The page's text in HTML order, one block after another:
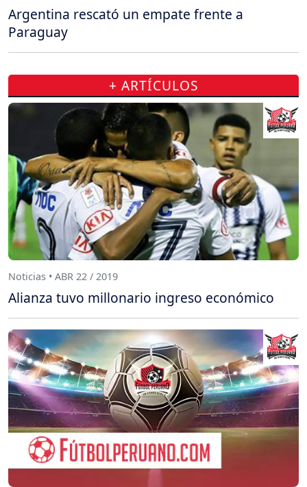
Argentina rescató un empate frente a
Paraguay
+ ARTÍCULOS
Noticias • ABR 22 / 2019
Alianza tuvo millonario ingreso económico